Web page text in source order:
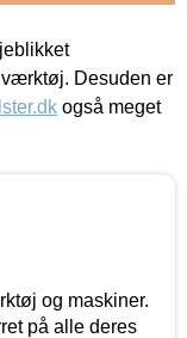
værktøj. Desuden er
også meget
og maskiner.
på alle deres